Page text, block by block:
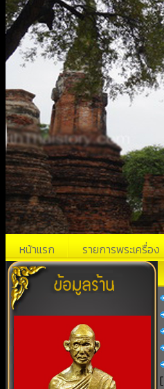
หน้าแรก รายการพระเครื่อง
[